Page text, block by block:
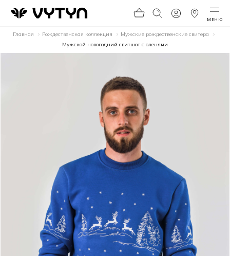
МЕНЮ
Главная Рождественская коллекция
Мужские рождественские свитера
Мужской новогодний свитшот с оленями